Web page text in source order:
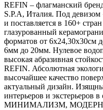
REFIN – флагманский
S.P.A, Италия. Под
и поставляется в 160+
глазурованный
форматов от 6х24,30х30см
6мм до 20мм. Нулевое
высокая абразивная
REFIN. Абсолютная
высочайшее качество
актуальный дизайн.
интерьеров и
МИНИМАЛИЗМ,